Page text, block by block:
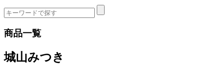
商品一覧
城山みつき